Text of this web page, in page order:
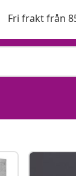
Fri frakt från